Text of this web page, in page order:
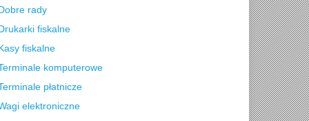
rady
fiskalne
fiskalne
komputerowe
płatnicze
elektroniczne